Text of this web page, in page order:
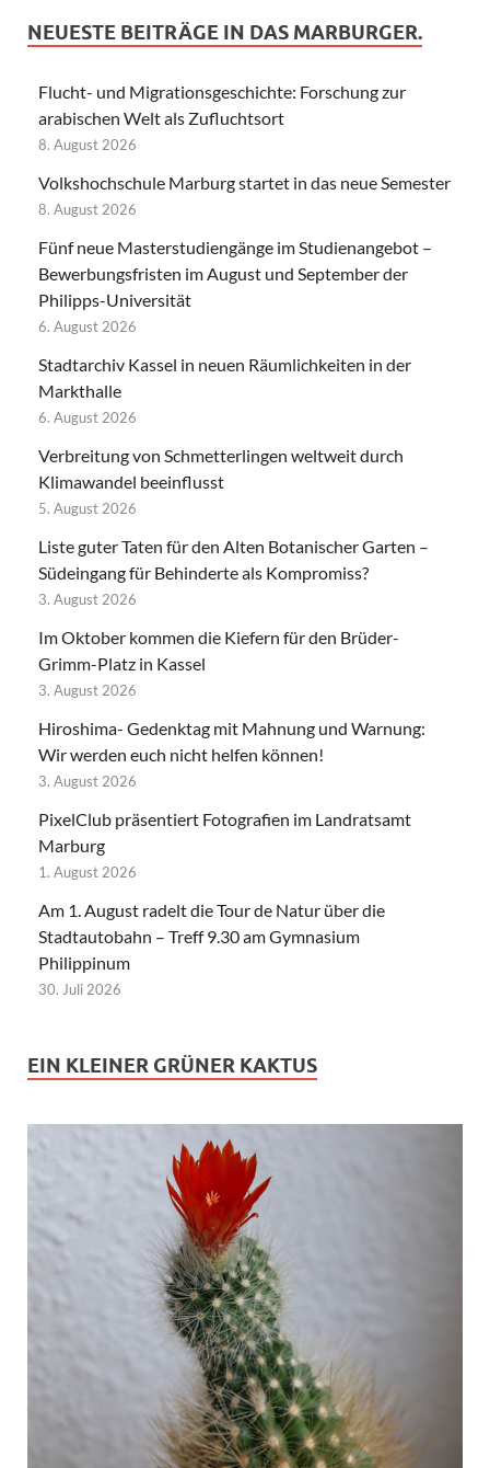
NEUESTE BEITRÄGE IN DAS MARBURGER.
Flucht- und Migrationsgeschichte: Forschung zur
arabischen Welt als Zufluchtsort
8. August 2026
Volkshochschule Marburg startet in das neue Semester
8. August 2026
Fünf neue Masterstudiengänge im Studienangebot –
Bewerbungsfristen im August und September der
Philipps-Universität
6. August 2026
Stadtarchiv Kassel in neuen Räumlichkeiten in der
Markthalle
6. August 2026
Verbreitung von Schmetterlingen weltweit durch
Klimawandel beeinflusst
5. August 2026
Liste guter Taten für den Alten Botanischer Garten –
Südeingang für Behinderte als Kompromiss?
3. August 2026
Im Oktober kommen die Kiefern für den Brüder-
Grimm-Platz in Kassel
3. August 2026
Hiroshima- Gedenktag mit Mahnung und Warnung:
Wir werden euch nicht helfen können!
3. August 2026
PixelClub präsentiert Fotografien im Landratsamt
Marburg
1. August 2026
Am 1. August radelt die Tour de Natur über die
Stadtautobahn – Treff 9.30 am Gymnasium
Philippinum
30. Juli 2026
EIN KLEINER GRÜNER KAKTUS